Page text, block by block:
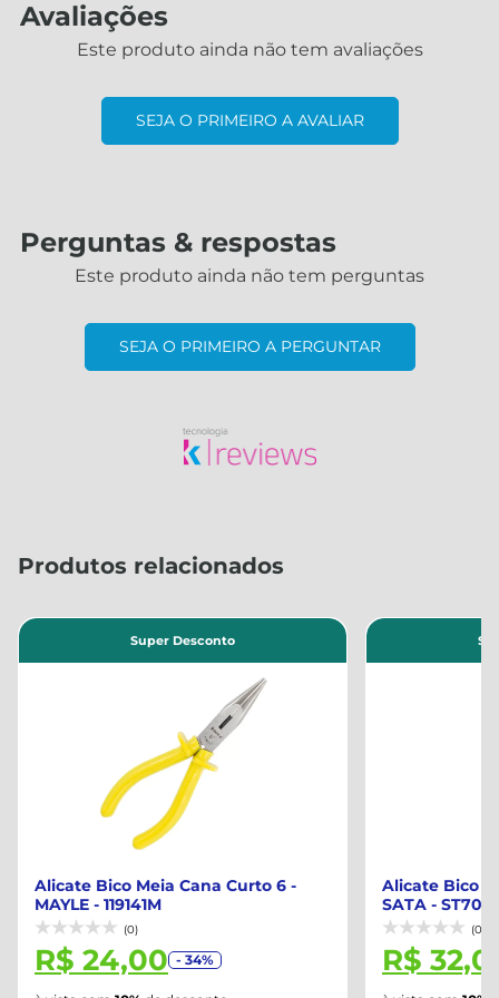
Avaliações
Este produto ainda não tem avaliações
SEJA O PRIMEIRO A AVALIAR
Perguntas & respostas
Este produto ainda não tem perguntas
SEJA O PRIMEIRO A PERGUNTAR
Produtos relacionados
Alicate Bico Meia Cana Curto 6 -
MAYLE - 119141M
(0)
R$ 24,00 - 34%
Super Desconto
Alicate Bico
SATA -
(0)
R$